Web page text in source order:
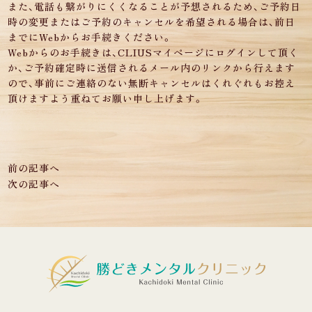
また、電話も繋がりにくくなることが予想されるため、ご予約日
時の変更またはご予約のキャンセルを希望される場合は、前日
までにWebからお手続きください。
Webからのお手続きは、CLIUSマイページにログインして頂く
か、ご予約確定時に送信されるメール内のリンクから行えます
ので、事前にご連絡のない無断キャンセルはくれぐれもお控え
頂けますよう重ねてお願い申し上げます。
前の記事へ
次の記事へ